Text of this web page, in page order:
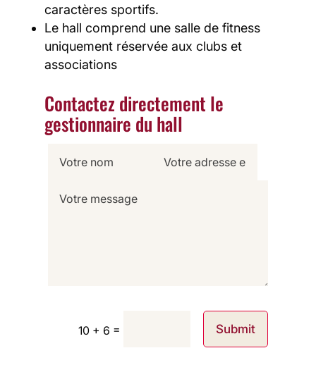
caractères sportifs.
Le hall comprend une salle de fitness
uniquement réservée aux clubs et
associations
Contactez directement le
gestionnaire du hall
10 + 6 = Submit